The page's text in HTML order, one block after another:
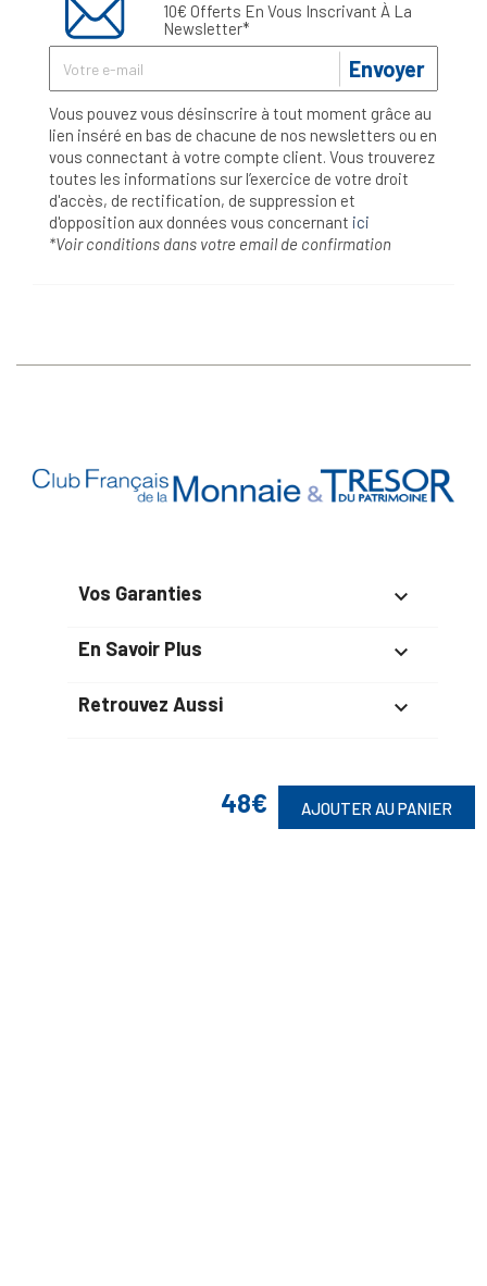
48€ AJOUTER AU PANIER
10€ Offerts En Vous Inscrivant À La
Newsletter*
Envoyer
Vous pouvez vous désinscrire à tout moment grâce au
lien inséré en bas de chacune de nos newsletters ou en
vous connectant à votre compte client. Vous trouverez
toutes les informations sur l’exercice de votre droit
d'accès, de rectification, de suppression et
d'opposition aux données vous concernant ici
*Voir conditions dans votre email de confirmation
Vos Garanties 
En Savoir Plus 
Retrouvez Aussi 
Suivez-Nous